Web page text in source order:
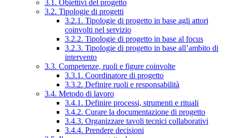
3.1. Obiettivi del progetto
3.2. Tipologie di progetti
3.2.1. Tipologie di progetto in base agli attori
coinvolti nel servizio
3.2.2. Tipologie di progetto in base al focus
3.2.3. Tipologie di progetto in base all’ambito di
intervento
3.3. Competenze, ruoli e figure coinvolte
3.3.1. Coordinatore di progetto
3.3.2. Definire ruoli e responsabilità
3.4. Metodo di lavoro
3.4.1. Definire processi, strumenti e rituali
3.4.2. Curare la documentazione di progetto
3.4.3. Organizzare tavoli tecnici collaborativi
3.4.4. Prendere decisioni